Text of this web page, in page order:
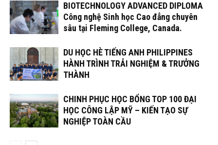
BIOTECHNOLOGY ADVANCED DIPLOMA
Công nghệ Sinh học Cao đẳng chuyên
sâu tại Fleming College, Canada.
DU HỌC HÈ TIẾNG ANH PHILIPPINES
HÀNH TRÌNH TRẢI NGHIỆM & TRƯỞNG
THÀNH
CHINH PHỤC HỌC BỔNG TOP 100 ĐẠI
HỌC CÔNG LẬP MỸ – KIẾN TẠO SỰ
NGHIỆP TOÀN CẦU